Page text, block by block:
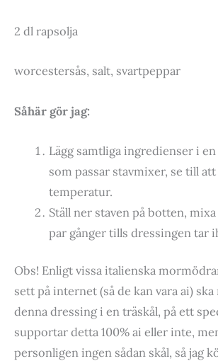
2 dl rapsolja
worcestersås, salt, svartpeppar
Såhär gör jag:
Lägg samtliga ingredienser i
som passar stavmixer, se till
temperatur.
Ställ ner staven på botten,
par gånger tills dressingen tar
Obs! Enligt vissa italienska
sett på internet (så de kan vara ai)
denna dressing i en träskål, på ett
supportar detta 100% ai eller inte,
personligen ingen sådan skål, så jag